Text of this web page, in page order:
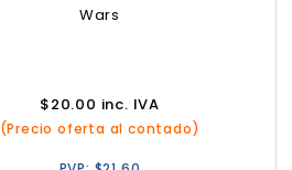
Wars
$20.00 inc. IVA
(Precio oferta al contado)